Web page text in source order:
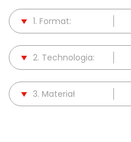
1. Format:
2. Technologia:
3. Materiał